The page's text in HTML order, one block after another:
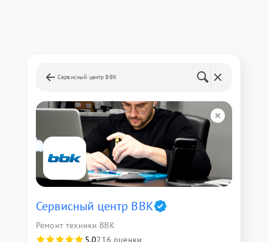
Сервисный центр BBK
Сервисный центр BBK
Ремонт техники BBK
5,0216 оценки